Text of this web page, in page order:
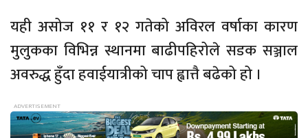
यही असोज ११ र १२ गतेको अविरल वर्षाका कारण
मुलुकका विभिन्न स्थानमा बाढीपहिरोले सडक सञ्जाल
अवरुद्ध हुँदा हवाईयात्रीको चाप ह्वात्तै बढेको हो ।